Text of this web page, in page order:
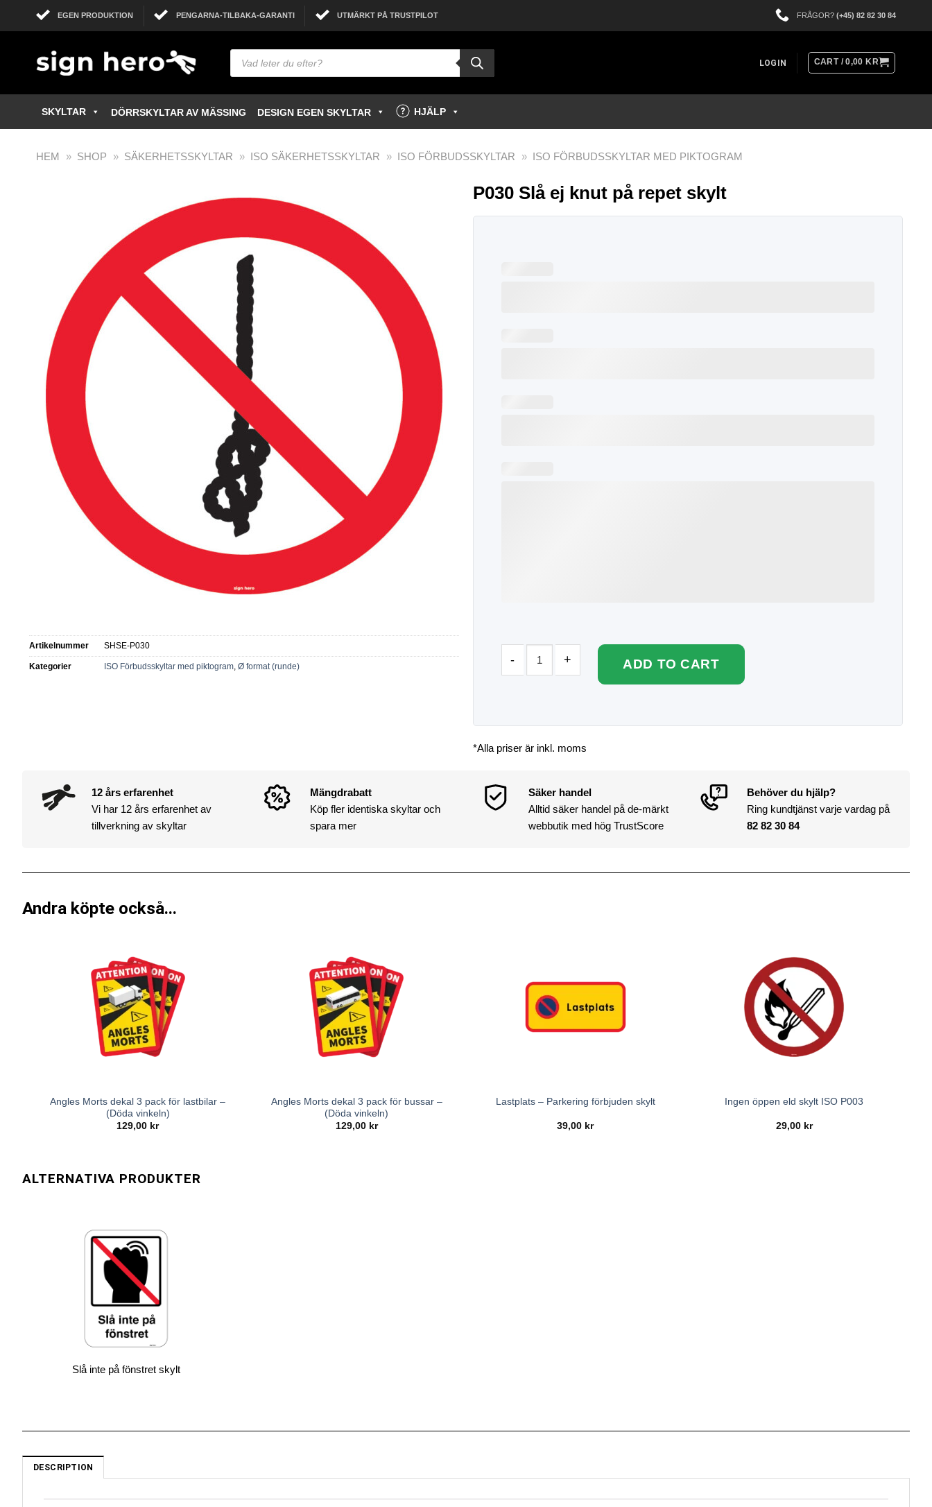
EGEN PRODUKTION PENGARNA-TILBAKA-GARANTI UTMÄRKT PÅ TRUSTPILOT FRÅGOR? (+45) 82 82 30 84
LOGIN CART /0,00 KR
SKYLTAR DÖRRSKYLTAR AV MÄSSING DESIGN EGEN SKYLTAR HJÄLP
HEM » SHOP » SÄKERHETSSKYLTAR » ISO SÄKERHETSSKYLTAR » ISO FÖRBUDSSKYLTAR » ISO FÖRBUDSSKYLTAR MED PIKTOGRAM
Artikelnummer SHSE-P030
Kategorier ISO Förbudsskyltar med piktogram, Ø format (runde)
P030 Slå ej knut på repet skylt
ADD TO CART
*Alla priser är inkl. moms
12 års erfarenhet
Vi har 12 års erfarenhet av
tillverkning av skyltar
Mängdrabatt
Köp fler identiska skyltar och
spara mer
Säker handel
Alltid säker handel på de-märkt
webbutik med hög TrustScore
Behöver du hjälp?
Ring kundtjänst varje vardag på
82 82 30 84
Andra köpte också...
Angles Morts dekal 3 pack för lastbilar –
(Döda vinkeln)
129,00 kr
Angles Morts dekal 3 pack för bussar –
(Döda vinkeln)
129,00 kr
Lastplats – Parkering förbjuden skylt
39,00 kr
Ingen öppen eld skylt ISO P003
29,00 kr
Slå inte på fönstret skylt
DESCRIPTION